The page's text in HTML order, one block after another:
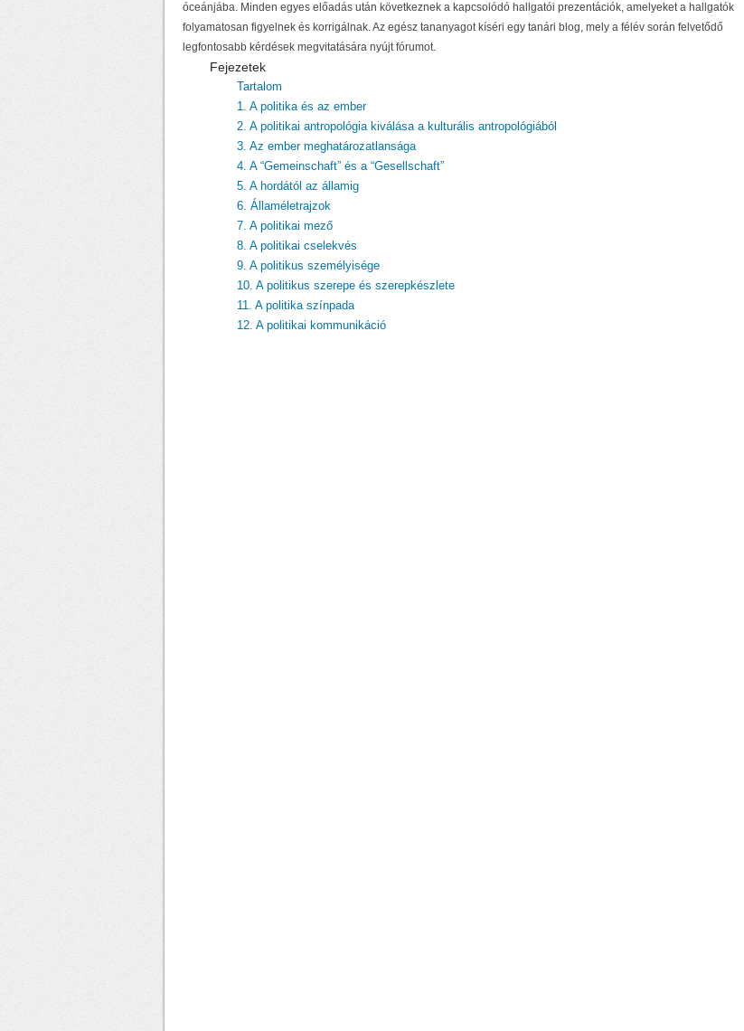
óceánjába. Minden egyes előadás után következnek a kapcsolódó hallgatói prezentációk, amelyeket a hallgatók
folyamatosan figyelnek és korrigálnak. Az egész tananyagot kíséri egy tanári blog, mely a félév során felvetődő
legfontosabb kérdések megvitatására nyújt fórumot.
Fejezetek
Tartalom
1. A politika és az ember
2. A politikai antropológia kiválása a kulturális antropológiából
3. Az ember meghatározatlansága
4. A “Gemeinschaft” és a “Gesellschaft”
5. A hordától az államig
6. Államéletrajzok
7. A politikai mező
8. A politikai cselekvés
9. A politikus személyisége
10. A politikus szerepe és szerepkészlete
11. A politika színpada
12. A politikai kommunikáció